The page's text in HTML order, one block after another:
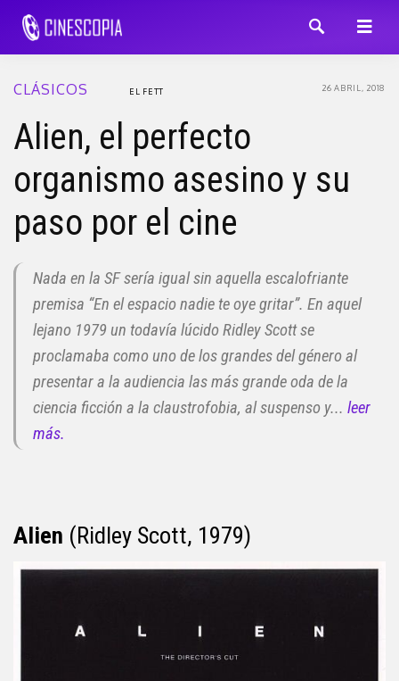
CLÁSICOS 26 ABRIL, 2018
EL FETT
Alien, el perfecto
organismo asesino y su
paso por el cine
Nada en la SF sería igual sin aquella escalofriante
premisa “En el espacio nadie te oye gritar”. En aquel
lejano 1979 un todavía lúcido Ridley Scott se
proclamaba como uno de los grandes del género al
presentar a la audiencia las más grande oda de la
ciencia ficción a la claustrofobia, al suspenso y... leer
más.
Alien (Ridley Scott, 1979)